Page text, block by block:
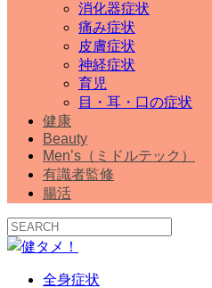
消化器症状
痛み症状
皮膚症状
神経症状
育児
目・耳・口の症状
健康
Beauty
Men’s（ミドルテック）
有識者監修
腸活
全身症状